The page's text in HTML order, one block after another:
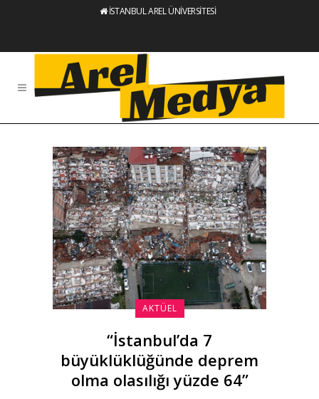
İSTANBUL AREL ÜNİVERSİTESİ
AKTÜEL
“İstanbul’da 7
büyüklüklüğünde deprem
olma olasılığı yüzde 64”